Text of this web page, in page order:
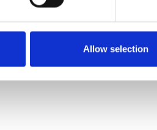
Allow selection